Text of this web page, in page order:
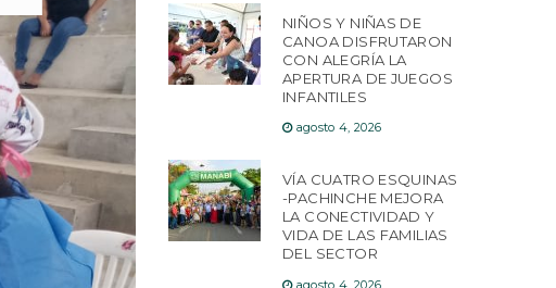
NIÑOS Y NIÑAS DE
CANOA DISFRUTARON
CON ALEGRÍA LA
APERTURA DE JUEGOS
INFANTILES
agosto 4, 2026
VÍA CUATRO ESQUINAS
-PACHINCHE MEJORA
LA CONECTIVIDAD Y
VIDA DE LAS FAMILIAS
DEL SECTOR
agosto 4, 2026